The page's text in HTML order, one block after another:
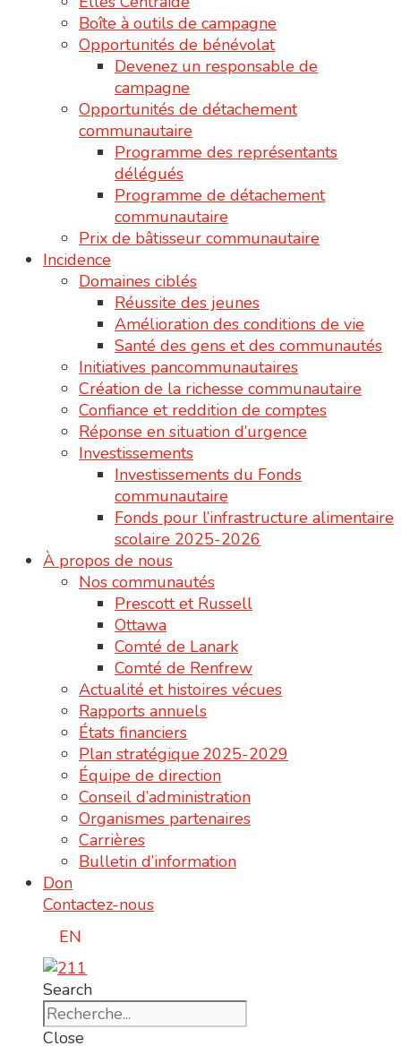
Boîte à outils de campagne
Opportunités de bénévolat
Devenez un responsable de
campagne
Opportunités de détachement
communautaire
Programme des représentants
délégués
Programme de détachement
communautaire
Prix de bâtisseur communautaire
Incidence
Domaines ciblés
Réussite des jeunes
Amélioration des conditions de vie
Santé des gens et des communautés
Initiatives pancommunautaires
Création de la richesse communautaire
Confiance et reddition de comptes
Réponse en situation d’urgence
Investissements
Investissements du Fonds
communautaire
Fonds pour l’infrastructure alimentaire
scolaire 2025-2026
À propos de nous
Nos communautés
Prescott et Russell
Ottawa
Comté de Lanark
Comté de Renfrew
Actualité et histoires vécues
Rapports annuels
États financiers
Plan stratégique 2025-2029
Équipe de direction
Conseil d’administration
Organismes partenaires
Carrières
Bulletin d’information
Don
Contactez-nous
EN
Search
Close